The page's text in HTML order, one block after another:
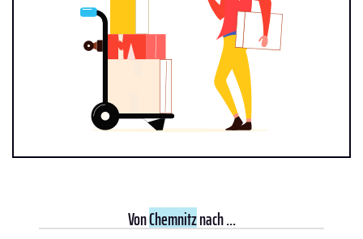
VonChemnitznach ...